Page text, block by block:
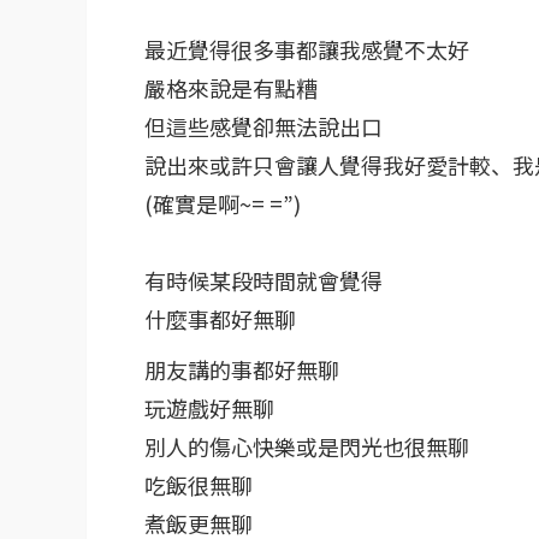
最近覺得很多事都讓我感覺不太好
嚴格來說是有點糟
但這些感覺卻無法說出口
說出來或許只會讓人覺得我好愛計較、
(確實是啊~= =”)
有時候某段時間就會覺得
什麼事都好無聊
朋友講的事都好無聊
玩遊戲好無聊
別人的傷心快樂或是閃光也很無聊
吃飯很無聊
煮飯更無聊